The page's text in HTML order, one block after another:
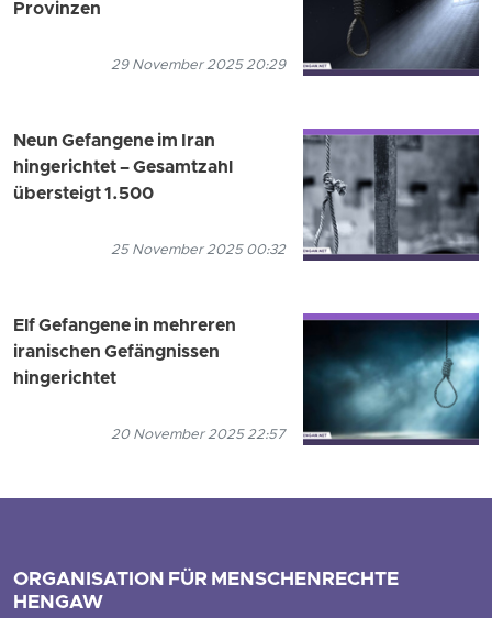
Provinzen
29 November 2025 20:29
Neun Gefangene im Iran
hingerichtet – Gesamtzahl
übersteigt 1.500
25 November 2025 00:32
Elf Gefangene in mehreren
iranischen Gefängnissen
hingerichtet
20 November 2025 22:57
ORGANISATION FÜR MENSCHENRECHTE
HENGAW